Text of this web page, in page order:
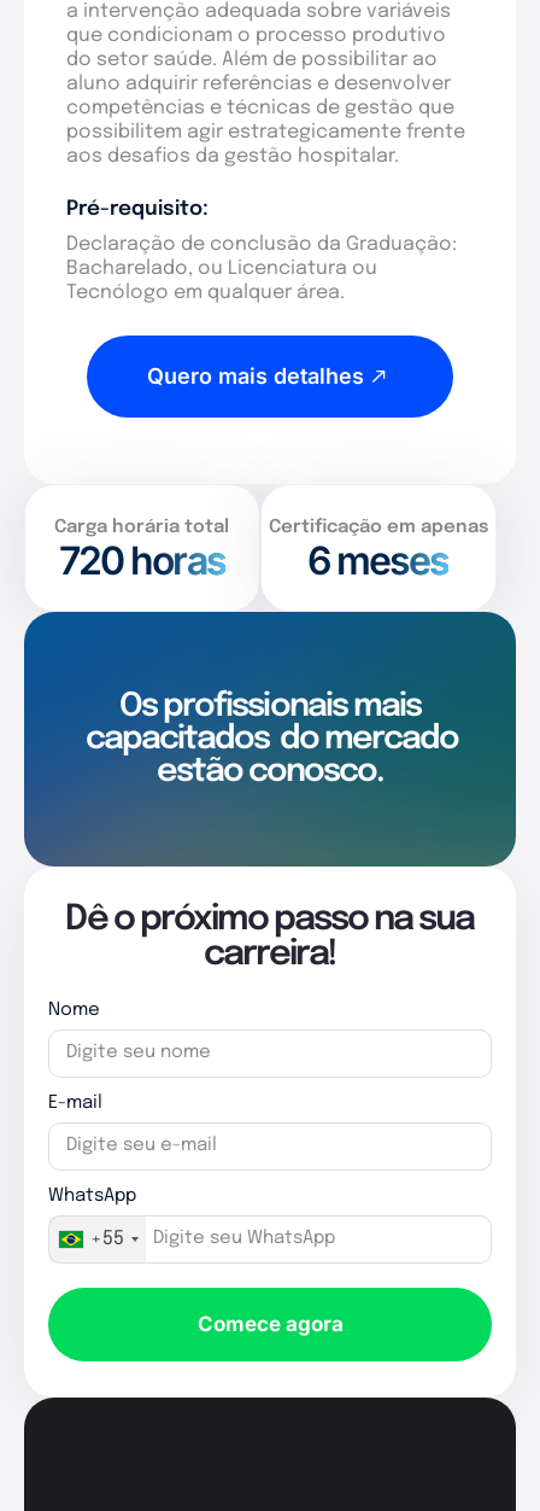
a intervenção adequada sobre variáveis
que condicionam o processo produtivo
do setor saúde. Além de possibilitar ao
aluno adquirir referências e desenvolver
competências e técnicas de gestão que
possibilitem agir estrategicamente frente
aos desafios da gestão hospitalar.
Pré-requisito:
Declaração de conclusão da Graduação:
Bacharelado, ou Licenciatura ou
Tecnólogo em qualquer área.
Quero mais detalhes
Carga horária total
720horas
Certificação em apenas
6 meses
Os profissionais mais
capacitados do mercado
estão conosco.
Dê o próximo passo na sua
carreira!
Nome
E-mail
WhatsApp
+55
Comece agora